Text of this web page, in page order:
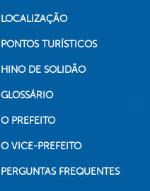
LOCALIZAÇÃO
PONTOS TURÍSTICOS
HINO DE SOLIDÃO
GLOSSÁRIO
O PREFEITO
O VICE-PREFEITO
PERGUNTAS FREQUENTES